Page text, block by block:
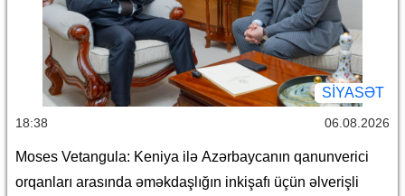
SİYASƏT
18:38 06.08.2026
Moses Vetangula: Keniya ilə Azərbaycanın qanunverici
orqanları arasında əməkdaşlığın inkişafı üçün əlverişli